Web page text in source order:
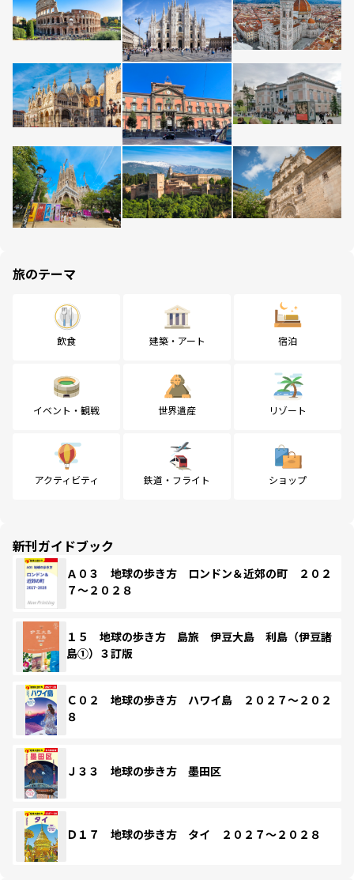
旅のテーマ
飲食 建築・アート 宿泊
イベント・観戦 世界遺産 リゾート
アクティビティ 鉄道・フライト ショップ
新刊ガイドブック
Ａ０３ 地球の歩き方 ロンドン＆近郊の町 ２０２
７～２０２８
１５ 地球の歩き方 島旅 伊豆大島 利島（伊豆諸
島①）３訂版
Ｃ０２ 地球の歩き方 ハワイ島 ２０２７～２０２
８
Ｊ３３ 地球の歩き方 墨田区
Ｄ１７ 地球の歩き方 タイ ２０２７～２０２８